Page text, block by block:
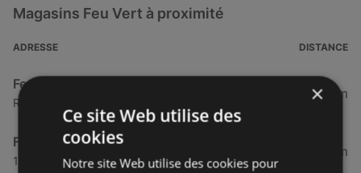
Magasins Feu Vert à proximité
ADRESSE DISTANCE
Feu Vert
Rue du Pont de Bois, 29290 Saint-Renan
35,73 km
Feu Vert
19 rue du Poher, 29000 Quimper
89,99 km
×
Ce site Web utilise des
cookies
Notre site Web utilise des cookies pour